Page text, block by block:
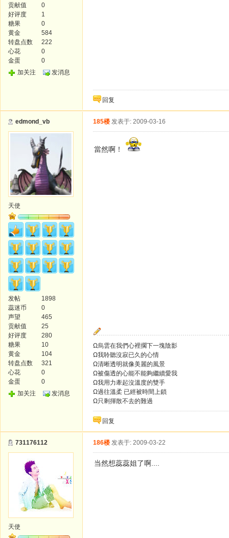
贡献值
0
好评度
1
糖果
0
黄金
584
转盘点数
222
心花
0
金蛋
0
加关注
发消息
回复
edmond_vb
天使
发帖
1898
蕊迷币
0
声望
465
贡献值
25
好评度
280
糖果
10
黄金
104
转盘点数
321
心花
0
金蛋
0
加关注
发消息
185楼 发表于: 2009-03-16
當然啊！
Ω烏雲在我們心裡擱下一塊陰影
Ω我聆聽沒寂已久的心情
Ω清晰透明就像美麗的風景
Ω被傷透的心能不能夠繼續愛我
Ω我用力牽起沒溫度的雙手
Ω過往溫柔 已經被時間上鎖
Ω只剩揮散不去的難過
回复
731176112
天使
186楼 发表于: 2009-03-22
当然想蕊蕊姐了啊....